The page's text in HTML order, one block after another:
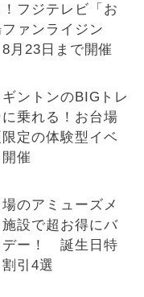
フジテレビ「お
ァンライジン
8月23日まで開催
ントンのBIGトレ
乗れる！お台場
定の体験型イベ
催
のアミューズメ
施設で超お得にバ
デー！ 誕生日特
引4選